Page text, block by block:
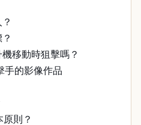
移動時狙擊嗎？
手的影像作品
則？